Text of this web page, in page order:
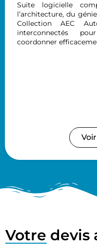
Suite logicielle
l’architecture, du
Collection AEC
interconnectés
coordonner
Votre devis